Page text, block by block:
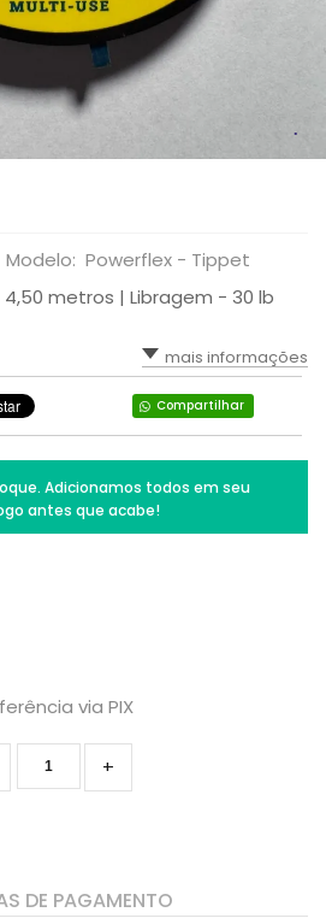
Modelo: Powerflex - Tippet
metros | Libragem - 30 lb
mais informações
Compartilhar
Adicionamos todos em seu
antes que acabe!
via PIX
+
DE PAGAMENTO